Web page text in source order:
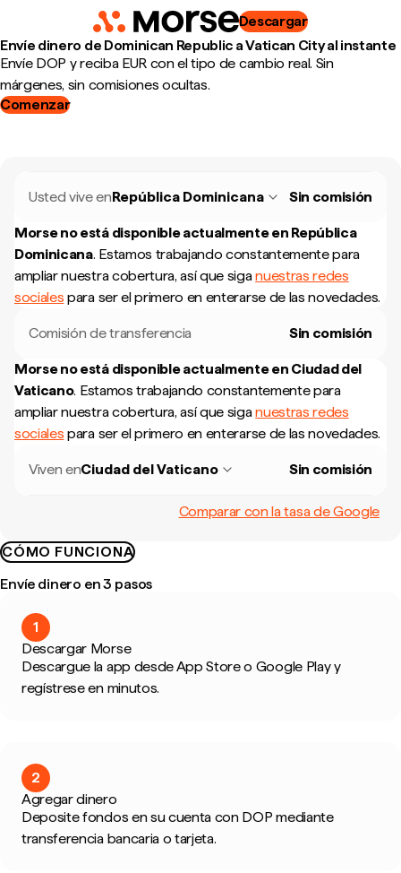
Descargar
Envíe dinero de Dominican Republic a Vatican City al instante
Envíe DOP y reciba EUR con el tipo de cambio real. Sin
márgenes, sin comisiones ocultas.
Comenzar
Usted vive enRepública Dominicana Sin comisión
Morse no está disponible actualmente en República
Dominicana. Estamos trabajando constantemente para
ampliar nuestra cobertura, así que siganuestras redes
sociales para ser el primero en enterarse de las novedades.
Comisión de transferencia Sin comisión
Morse no está disponible actualmente en Ciudad del
Vaticano. Estamos trabajando constantemente para
ampliar nuestra cobertura, así que siganuestras redes
sociales para ser el primero en enterarse de las novedades.
Viven enCiudad del Vaticano Sin comisión
Comparar con la tasa de Google
CÓMO FUNCIONA
Envíe dinero en 3 pasos
1
Descargar Morse
Descargue la app desde App Store o Google Play y
regístrese en minutos.
2
Agregar dinero
Deposite fondos en su cuenta con DOP mediante
transferencia bancaria o tarjeta.